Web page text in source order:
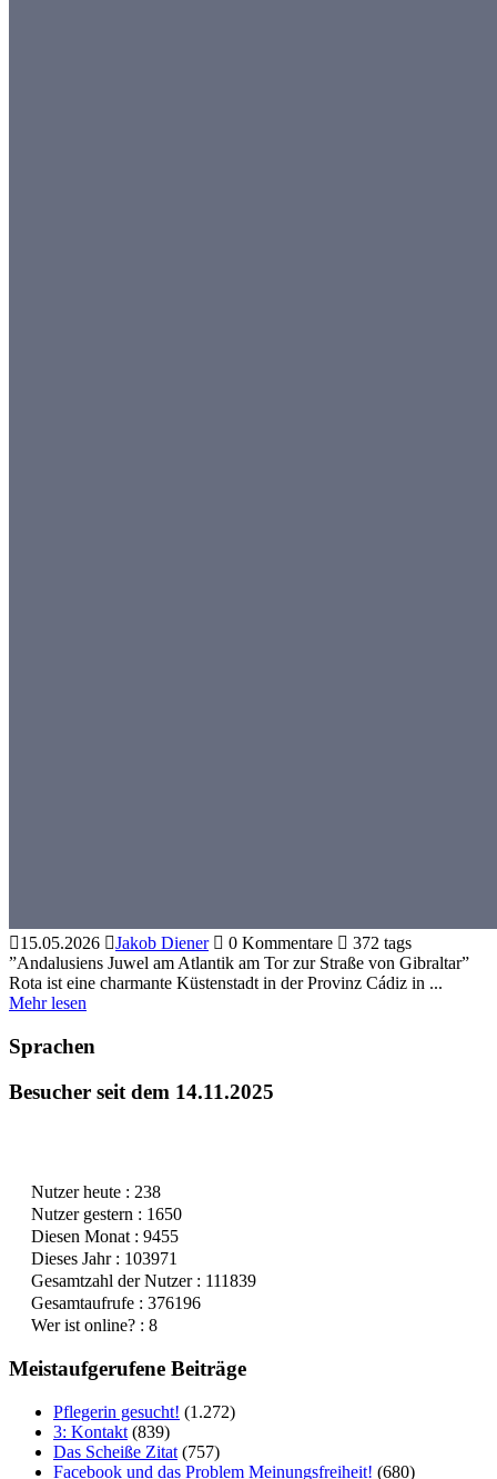
15.05.2026 Jakob Diener 0 Kommentare
372 tags
”Andalusiens Juwel am Atlantik am Tor zur Straße von Gibraltar”
Rota ist eine charmante Küstenstadt in der Provinz Cádiz in ...
Mehr lesen
Sprachen
Besucher seit dem 14.11.2025
Nutzer heute : 238
Nutzer gestern : 1650
Diesen Monat : 9455
Dieses Jahr : 103971
Gesamtzahl der Nutzer : 111839
Gesamtaufrufe : 376196
Wer ist online? : 8
Meistaufgerufene Beiträge
Pflegerin gesucht! (1.272)
3: Kontakt (839)
Das Scheiße Zitat (757)
Facebook und das Problem Meinungsfreiheit! (680)